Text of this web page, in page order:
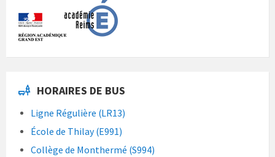
HORAIRES DE BUS
Ligne Régulière (LR13)
École de Thilay (E991)
Collège de Monthermé (S994)